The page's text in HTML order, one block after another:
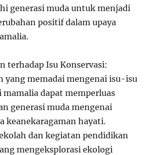
generasi muda untuk menjadi
positif dalam upaya
terhadap Isu Konservasi:
yang memadai mengenai isu-isu
mamalia dapat memperluas
generasi muda mengenai
keanekaragaman hayati.
dan kegiatan pendidikan
mengeksplorasi ekologi